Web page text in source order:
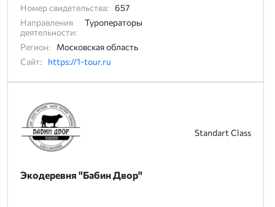
Номер свидетельства: 657
Направления
деятельности:
Туроператоры
Регион:
Московская область
Сайт:
https://1-tour.ru
Standart Class
Экодеревня "Бабин Двор"